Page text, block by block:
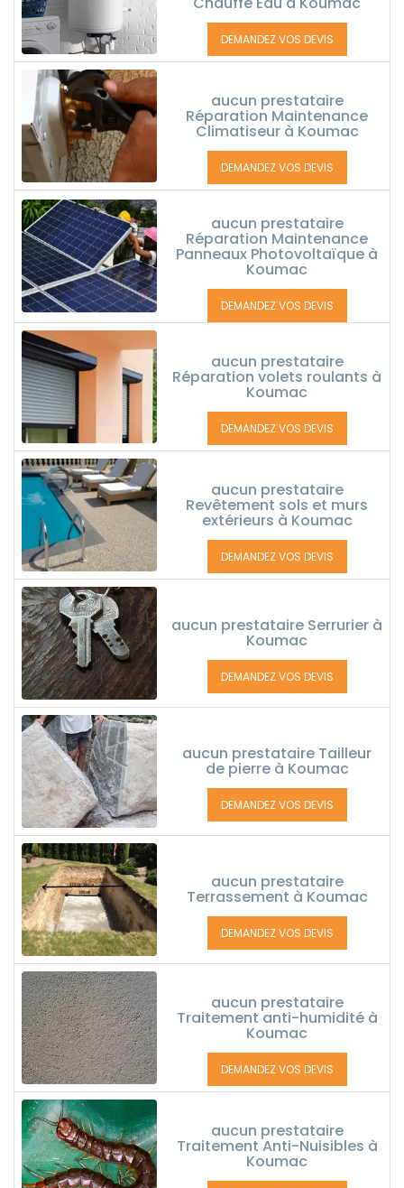
DEMANDEZ VOS DEVIS
aucun prestataire
Réparation Maintenance
Climatiseur à Koumac
DEMANDEZ VOS DEVIS
aucun prestataire
Réparation Maintenance
Panneaux Photovoltaïque à
Koumac
DEMANDEZ VOS DEVIS
aucun prestataire
Réparation volets roulants à
Koumac
DEMANDEZ VOS DEVIS
aucun prestataire
Revêtement sols et murs
extérieurs à Koumac
DEMANDEZ VOS DEVIS
aucun prestataire Serrurier à
Koumac
DEMANDEZ VOS DEVIS
aucun prestataire Tailleur
de pierre à Koumac
DEMANDEZ VOS DEVIS
aucun prestataire
Terrassement à Koumac
DEMANDEZ VOS DEVIS
aucun prestataire
Traitement anti-humidité à
Koumac
DEMANDEZ VOS DEVIS
aucun prestataire
Traitement Anti-Nuisibles à
Koumac